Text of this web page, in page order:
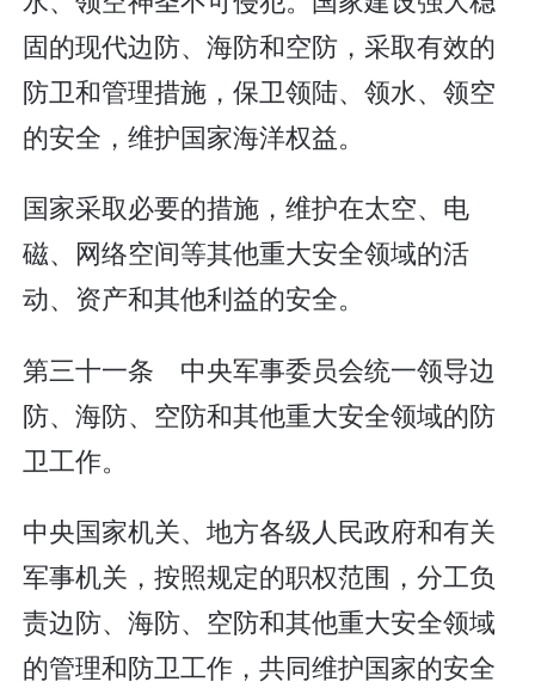
固的现代边防、海防和空防，采取有效的
防卫和管理措施，保卫领陆、领水、领空
的安全，维护国家海洋权益。
国家采取必要的措施，维护在太空、电
磁、网络空间等其他重大安全领域的活
动、资产和其他利益的安全。
第三十一条 中央军事委员会统一领导边
防、海防、空防和其他重大安全领域的防
卫工作。
中央国家机关、地方各级人民政府和有关
军事机关，按照规定的职权范围，分工负
责边防、海防、空防和其他重大安全领域
的管理和防卫工作，共同维护国家的安全